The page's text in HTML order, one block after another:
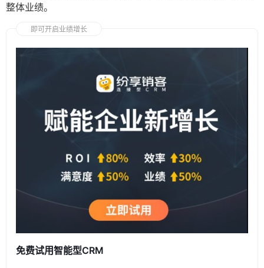
整体业绩。
即可开启业绩增长
免费试用智能型CRM